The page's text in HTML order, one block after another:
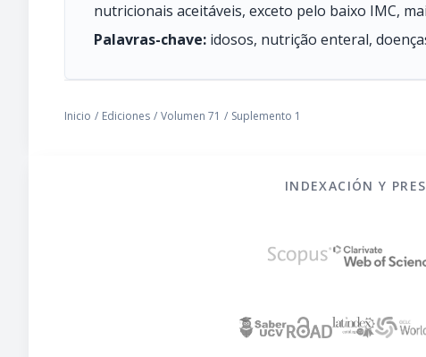
nutricionais aceitáveis, exceto pelo baixo IMC,
Palavras-chave: idosos, nutrição enteral,
Inicio / Ediciones / Volumen 71 / Suplemento 1
INDEXACIÓN Y